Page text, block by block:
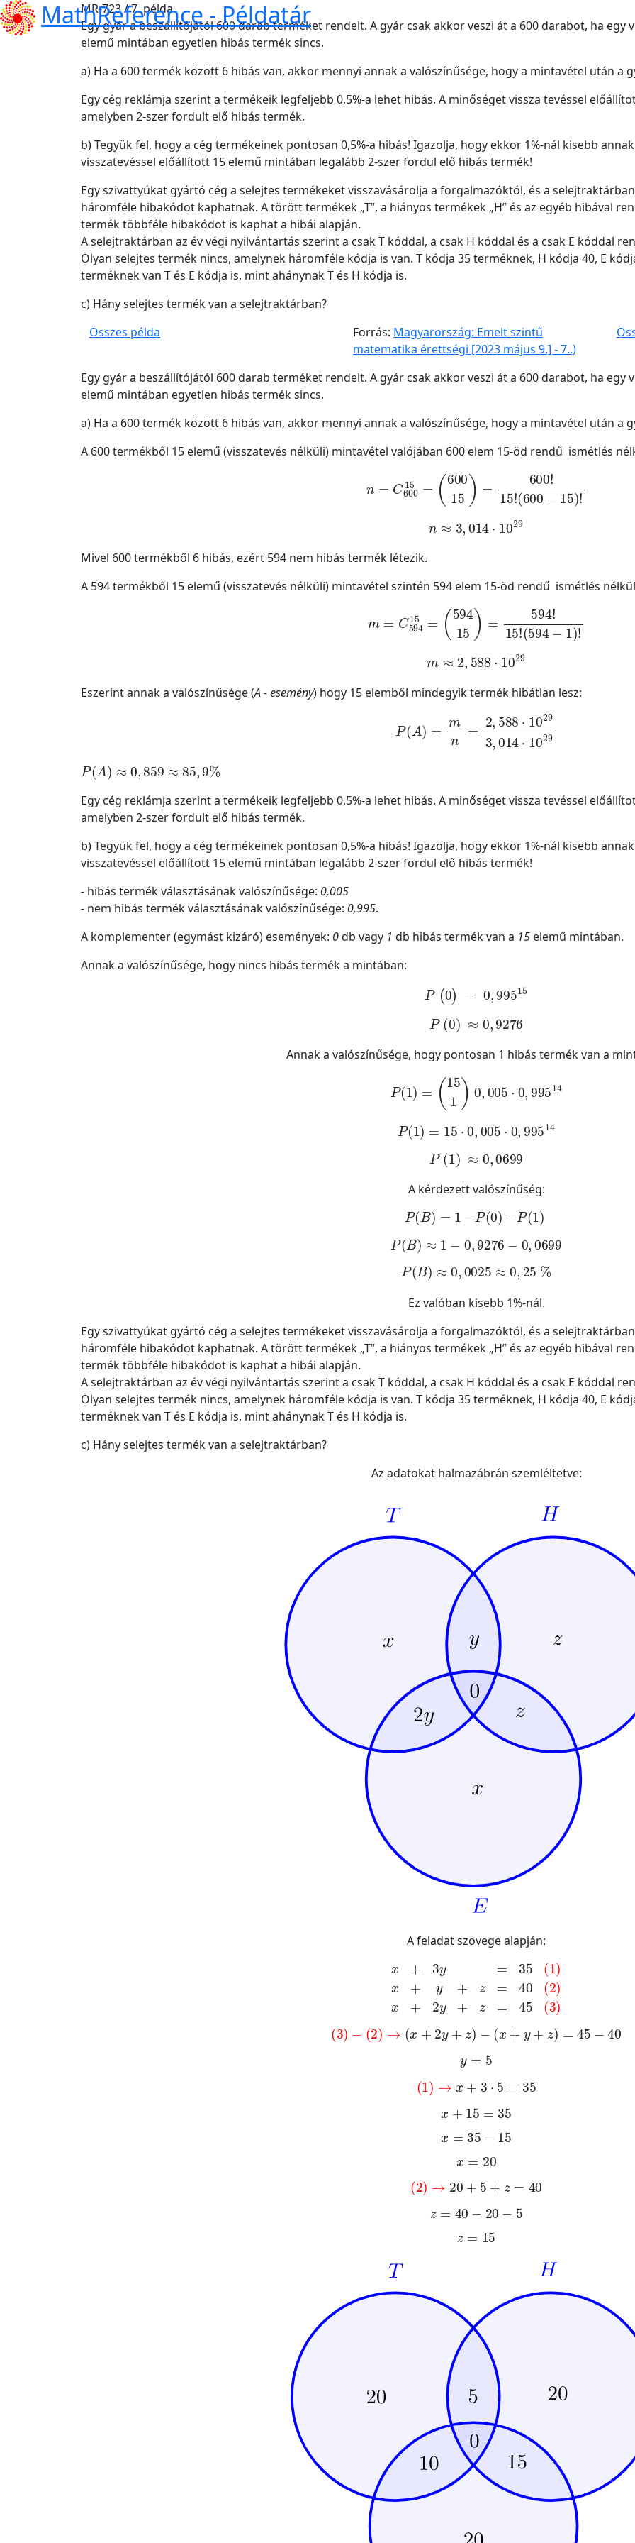
MathReference -Példatár
MR-723 / 7. példa
Egy gyár a beszállítójától 600 darab terméket rendelt. A gyár csak akkor veszi át a 600 darabot, ha egy
elemű mintában egyetlen hibás termék sincs.
a) Ha a 600 termék között 6 hibás van, akkor mennyi annak a valószínűsége, hogy a mintavétel után a
Egy cég reklámja szerint a termékeik legfeljebb 0,5%-a lehet hibás. A minőséget vissza tevéssel
amelyben 2-szer fordult elő hibás termék.
b) Tegyük fel, hogy a cég termékeinek pontosan 0,5%-a hibás! Igazolja, hogy ekkor 1%-nál kisebb
visszatevéssel előállított 15 elemű mintában legalább 2-szer fordul elő hibás termék!
Egy szivattyúkat gyártó cég a selejtes termékeket visszavásárolja a forgalmazóktól, és a
háromféle hibakódot kaphatnak. A törött termékek „T”, a hiányos termékek „H” és az egyéb hibával
termék többféle hibakódot is kaphat a hibái alapján.
A selejtraktárban az év végi nyilvántartás szerint a csak T kóddal, a csak H kóddal és a csak E kóddal
Olyan selejtes termék nincs, amelynek háromféle kódja is van. T kódja 35 terméknek, H kódja 40, E
terméknek van T és E kódja is, mint ahánynak T és H kódja is.
c) Hány selejtes termék van a selejtraktárban?
Összes példa
Forrás: Magyarország: Emelt szintű
matematika érettségi [2023 május 9.] - 7..)
Egy gyár a beszállítójától 600 darab terméket rendelt. A gyár csak akkor veszi át a 600 darabot, ha egy
elemű mintában egyetlen hibás termék sincs.
a) Ha a 600 termék között 6 hibás van, akkor mennyi annak a valószínűsége, hogy a mintavétel után a
A 600 termékből 15 elemű (visszatevés nélküli) mintavétel valójában 600 elem 15-öd rendű ismétlés
=60015 15!600
3,014· 1029
Mivel 600 termékből 6 hibás, ezért 594 nem hibás termék létezik.
A 594 termékből 15 elemű (visszatevés nélküli) mintavétel szintén 594 elem 15-öd rendű ismétlés
=59415 15!594
2, 588· 1029
Eszerint annak a valószínűsége (A - esemény) hogy 15 elemből mindegyik termék hibátlan lesz:
10293,014·10
PA ≈0 85
Egy cég reklámja szerint a termékeik legfeljebb 0,5%-a lehet hibás. A minőséget vissza tevéssel
amelyben 2-szer fordult elő hibás termék.
b) Tegyük fel, hogy a cég termékeinek pontosan 0,5%-a hibás! Igazolja, hogy ekkor 1%-nál kisebb
visszatevéssel előállított 15 elemű mintában legalább 2-szer fordul elő hibás termék!
- hibás termék választásának valószínűsége: 0,005
- nem hibás termék választásának valószínűsége: 0,995.
A komplementer (egymást kizáró) események: 0db vagy 1 db hibás termék van a 15 elemű mintában.
Annak a valószínűsége, hogy nincs hibás termék a mintában:
P (0) 99515
P (0) ≈0,9276
Annak a valószínűsége, hogy pontosan 1 hibás termék van a
151 0,
P1 15·0 005·0 99514
P (1) ≈0,0699
A kérdezett valószínűség:
PB – (0)– 1)
PB≈ 1 9276-0
0699
PB ≈0 ,0025≈ 0, 25 %
Ez valóban kisebb 1%-nál.
Egy szivattyúkat gyártó cég a selejtes termékeket visszavásárolja a forgalmazóktól, és a
háromféle hibakódot kaphatnak. A törött termékek „T”, a hiányos termékek „H” és az egyéb hibával
termék többféle hibakódot is kaphat a hibái alapján.
A selejtraktárban az év végi nyilvántartás szerint a csak T kóddal, a csak H kóddal és a csak E kóddal
Olyan selejtes termék nincs, amelynek háromféle kódja is van. T kódja 35 terméknek, H kódja 40, E
terméknek van T és E kódja is, mint ahánynak T és H kódja is.
c) Hány selejtes termék van a selejtraktárban?
Az adatokat halmazábrán szemléltetve:
A feladat szövege alapján:
3y 35 1x+ 2y z=45
3 -2→ x+2 y +z- y+ = 45 - 40
y=5
→x + ·5 =35
x+ 15 =35
x= 35 -15
x =20
→20 + 5+ z =40
z =40 20-
z =15